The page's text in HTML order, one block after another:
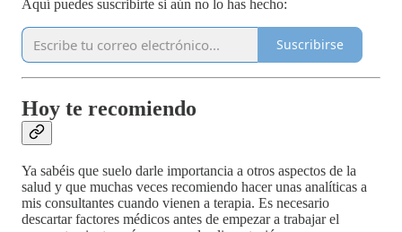
Aquí puedes suscribirte si aún no lo has hecho:
Suscribirse
Hoy te recomiendo
Ya sabéis que suelo darle importancia a otros aspectos de la
salud y que muchas veces recomiendo hacer unas analíticas a
mis consultantes cuando vienen a terapia. Es necesario
descartar factores médicos antes de empezar a trabajar el